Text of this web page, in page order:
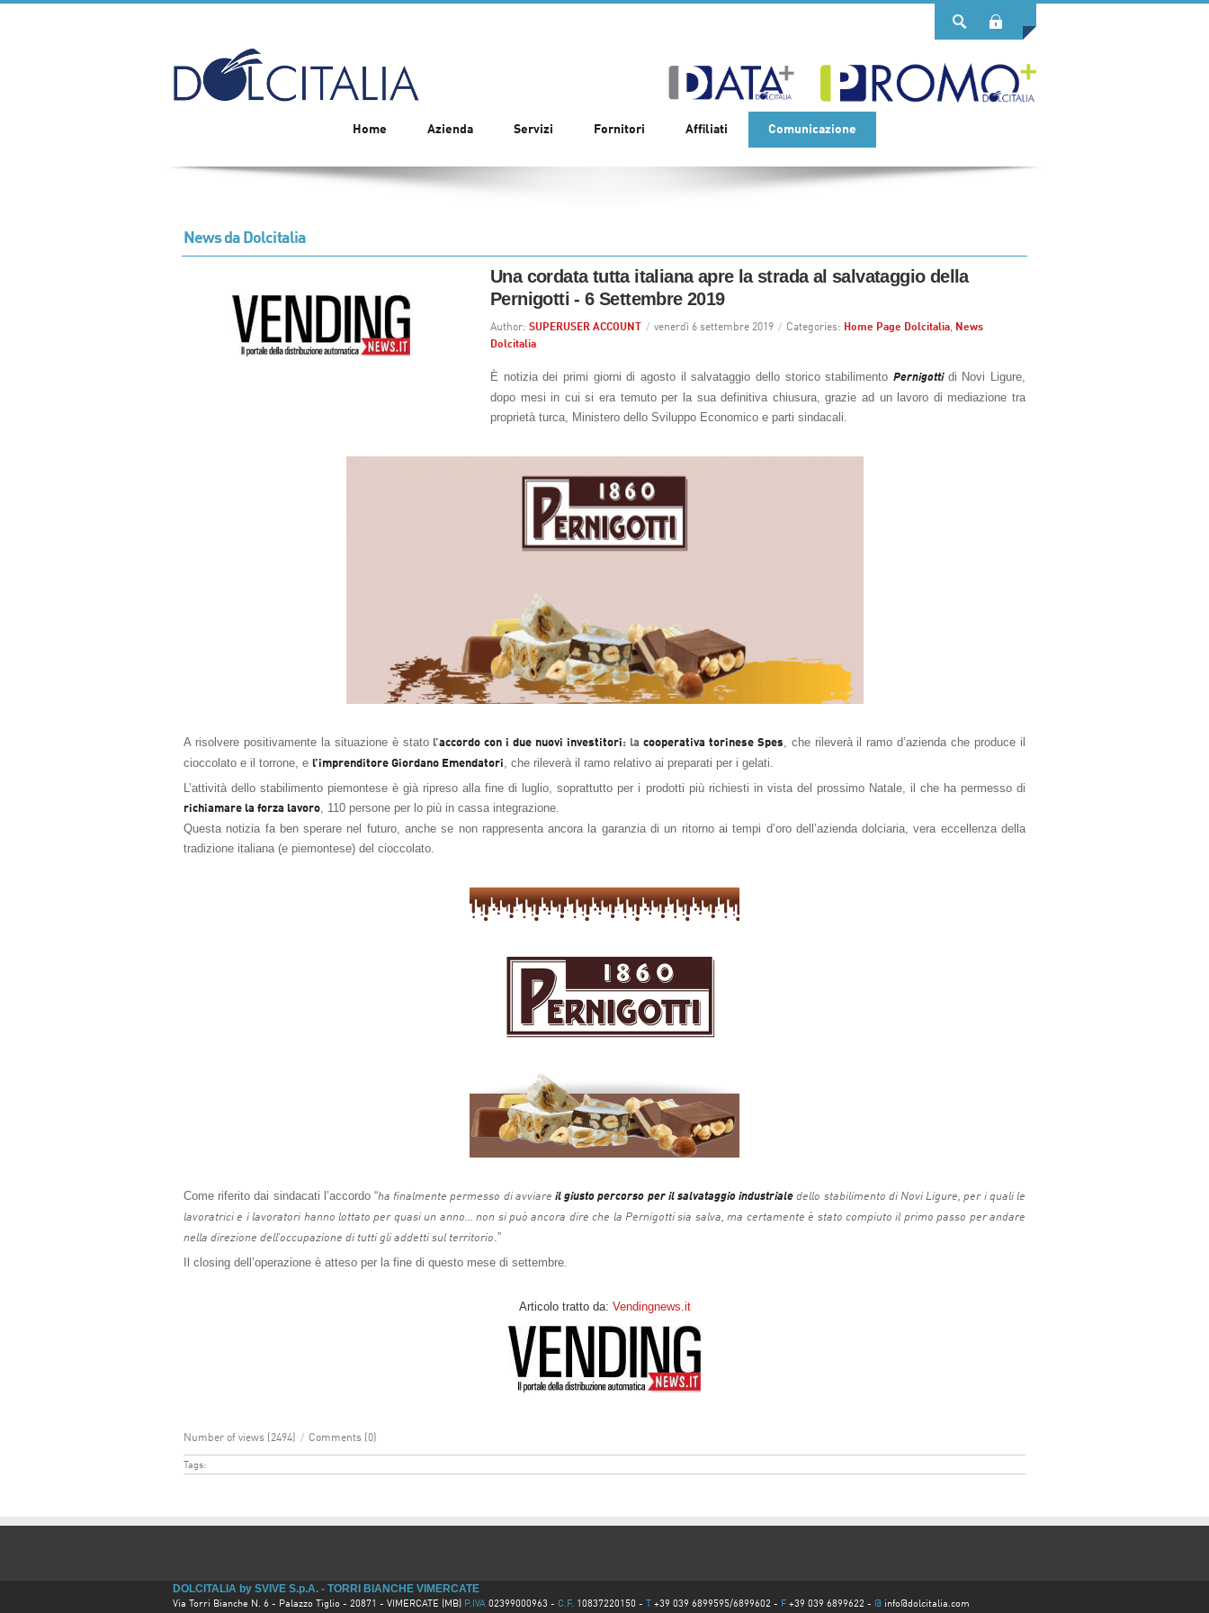
Home Azienda Servizi Fornitori Affiliati Comunicazione
News da Dolcitalia
Una cordata tutta italiana apre la strada al salvataggio della
Pernigotti - 6 Settembre 2019
Author: SUPERUSER ACCOUNT / venerdì 6 settembre 2019 / Categories: Home Page Dolcitalia, News
Dolcitalia
È notizia dei primi giorni di agosto il salvataggio dello storico stabilimento Pernigotti di Novi Ligure,
dopo mesi in cui si era temuto per la sua definitiva chiusura, grazie ad un lavoro di mediazione tra
proprietà turca, Ministero dello Sviluppo Economico e parti sindacali.
A risolvere positivamente la situazione è stato l’accordo con i due nuovi investitori: la cooperativa torinese Spes, che rileverà il ramo d’azienda che produce il
cioccolato e il torrone, e l’imprenditore Giordano Emendatori, che rileverà il ramo relativo ai preparati per i gelati.
L’attività dello stabilimento piemontese è già ripreso alla fine di luglio, soprattutto per i prodotti più richiesti in vista del prossimo Natale, il che ha permesso di
richiamare la forza lavoro, 110 persone per lo più in cassa integrazione.
Questa notizia fa ben sperare nel futuro, anche se non rappresenta ancora la garanzia di un ritorno ai tempi d’oro dell’azienda dolciaria, vera eccellenza della
tradizione italiana (e piemontese) del cioccolato.
Come riferito dai sindacati l’accordo “ha finalmente permesso di avviare il giusto percorso per il salvataggio industriale dello stabilimento di Novi Ligure, per i quali le
lavoratrici e i lavoratori hanno lottato per quasi un anno… non si può ancora dire che la Pernigotti sia salva, ma certamente è stato compiuto il primo passo per andare
nella direzione dell’occupazione di tutti gli addetti sul territorio.”
Il closing dell’operazione è atteso per la fine di questo mese di settembre.
Articolo tratto da: Vendingnews.it
Number of views (2494) / Comments (0)
Tags:
DOLCITALIA by SVIVE S.p.A. - TORRI BIANCHE VIMERCATE
Via Torri Bianche N. 6 - Palazzo Tiglio - 20871 - VIMERCATE (MB) P.IVA 02399000963 - C.F. 10837220150 - T +39 039 6899595/6899602 - F +39 039 6899622 - @ info@dolcitalia.com